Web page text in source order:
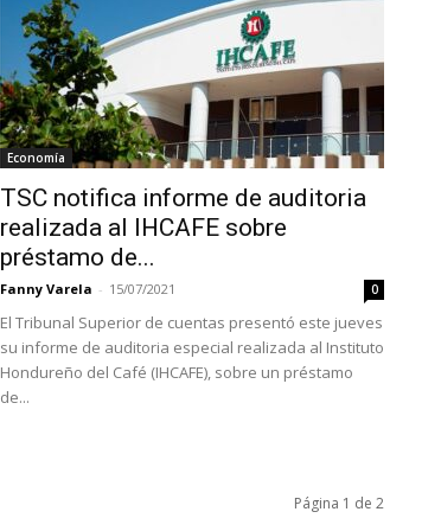
Economía
TSC notifica informe de auditoria
realizada al IHCAFE sobre
préstamo de...
Fanny Varela - 15/07/2021 0
El Tribunal Superior de cuentas presentó este jueves
su informe de auditoria especial realizada al Instituto
Hondureño del Café (IHCAFE), sobre un préstamo
de...
Página 1 de 2